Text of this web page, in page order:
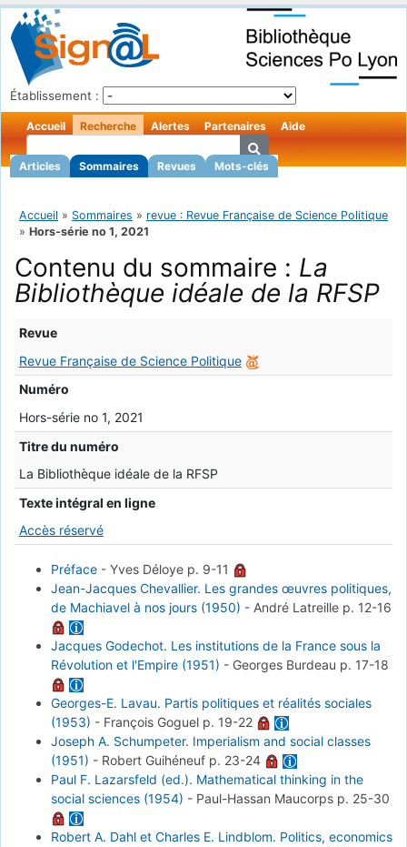
Établissement :
Accueil Recherche
Articles Sommaires Revues Mots-clés
Alertes Partenaires Aide
Accueil » Sommaires » revue : Revue Française de Science Politique
» Hors-série no 1, 2021
Contenu du sommaire : La
Bibliothèque idéale de la RFSP
Revue
Revue Française de Science Politique
Numéro
Hors-série no 1, 2021
Titre du numéro
La Bibliothèque idéale de la RFSP
Texte intégral en ligne
Accès réservé
Préface - Yves Déloye p. 9-11
Jean-Jacques Chevallier. Les grandes œuvres politiques,
de Machiavel à nos jours (1950) - André Latreille p. 12-16
Jacques Godechot. Les institutions de la France sous la
Révolution et l'Empire (1951) - Georges Burdeau p. 17-18
Georges-E. Lavau. Partis politiques et réalités sociales
(1953) - François Goguel p. 19-22
Joseph A. Schumpeter. Imperialism and social classes
(1951) - Robert Guihéneuf p. 23-24
Paul F. Lazarsfeld (ed.). Mathematical thinking in the
social sciences (1954) - Paul-Hassan Maucorps p. 25-30
Robert A. Dahl et Charles E. Lindblom. Politics, economics